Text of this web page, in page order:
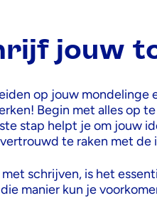
jouw
op jouw mondelinge
Begin met alles op
stap helpt je om jouw
te raken met de
schrijven, is het
manier kun je